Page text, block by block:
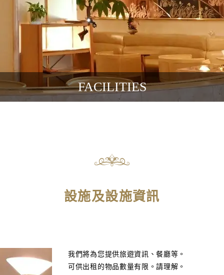
FACILITIES
設施及設施資訊
我們將為您提供旅遊資訊、餐廳等。
可供出租的物品數量有限。請理解。